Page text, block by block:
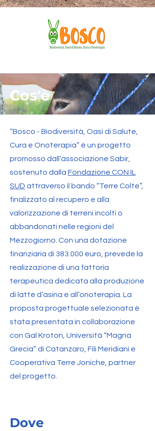
Cos'è
“Bosco - Biodiversità, Oasi di Salute,
Cura e Onoterapia” è un progetto
promosso dall’associazione Sabir,
sostenuto dalla Fondazione CON IL
SUD attraverso il bando “Terre Colte”,
finalizzato al recupero e alla
valorizzazione di terreni incolti o
abbandonati nelle regioni del
Mezzogiorno. Con una dotazione
finanziaria di 383.000 euro, prevede la
realizzazione di una fattoria
terapeutica dedicata alla produzione
di latte d’asina e all’onoterapia. La
proposta progettuale selezionata è
stata presentata in collaborazione
con Gal Kroton, Università “Magna
Grecia” di Catanzaro, Fili Meridiani e
Cooperativa Terre Joniche, partner
del progetto.
Dove